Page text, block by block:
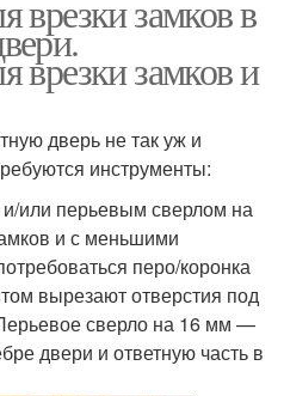
врезки замков в
врезки замков и
дверь не так уж и
инструменты:
или перьевым сверлом на
и с меньшими
перо/коронка
вырезают отверстия под
сверло на 16 мм —
двери и ответную часть в